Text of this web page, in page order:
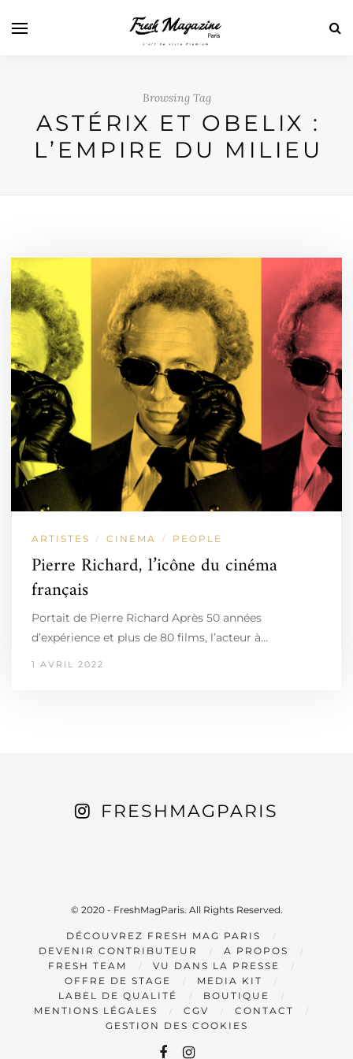
Browsing Tag
ASTÉRIX ET OBELIX :
L’EMPIRE DU MILIEU
ARTISTES / CINEMA / PEOPLE
Pierre Richard, l’icône du cinéma
français
Portait de Pierre Richard Après 50 années
d’expérience et plus de 80 films, l’acteur à…
1 AVRIL 2022
FRESHMAGPARIS
© 2020 - FreshMagParis. All Rights Reserved.
DÉCOUVREZ FRESH MAG PARIS
DEVENIR CONTRIBUTEUR
A PROPOS
FRESH TEAM
VU DANS LA PRESSE
OFFRE DE STAGE
MEDIA KIT
LABEL DE QUALITÉ
BOUTIQUE
MENTIONS LÉGALES
CGV
CONTACT
GESTION DES COOKIES